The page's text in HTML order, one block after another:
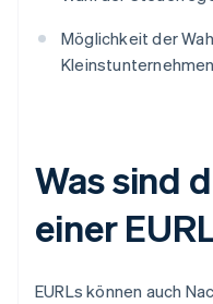
Möglichkeit der
Kleinstunternehmen
Was sind
einer
EURLs können auch